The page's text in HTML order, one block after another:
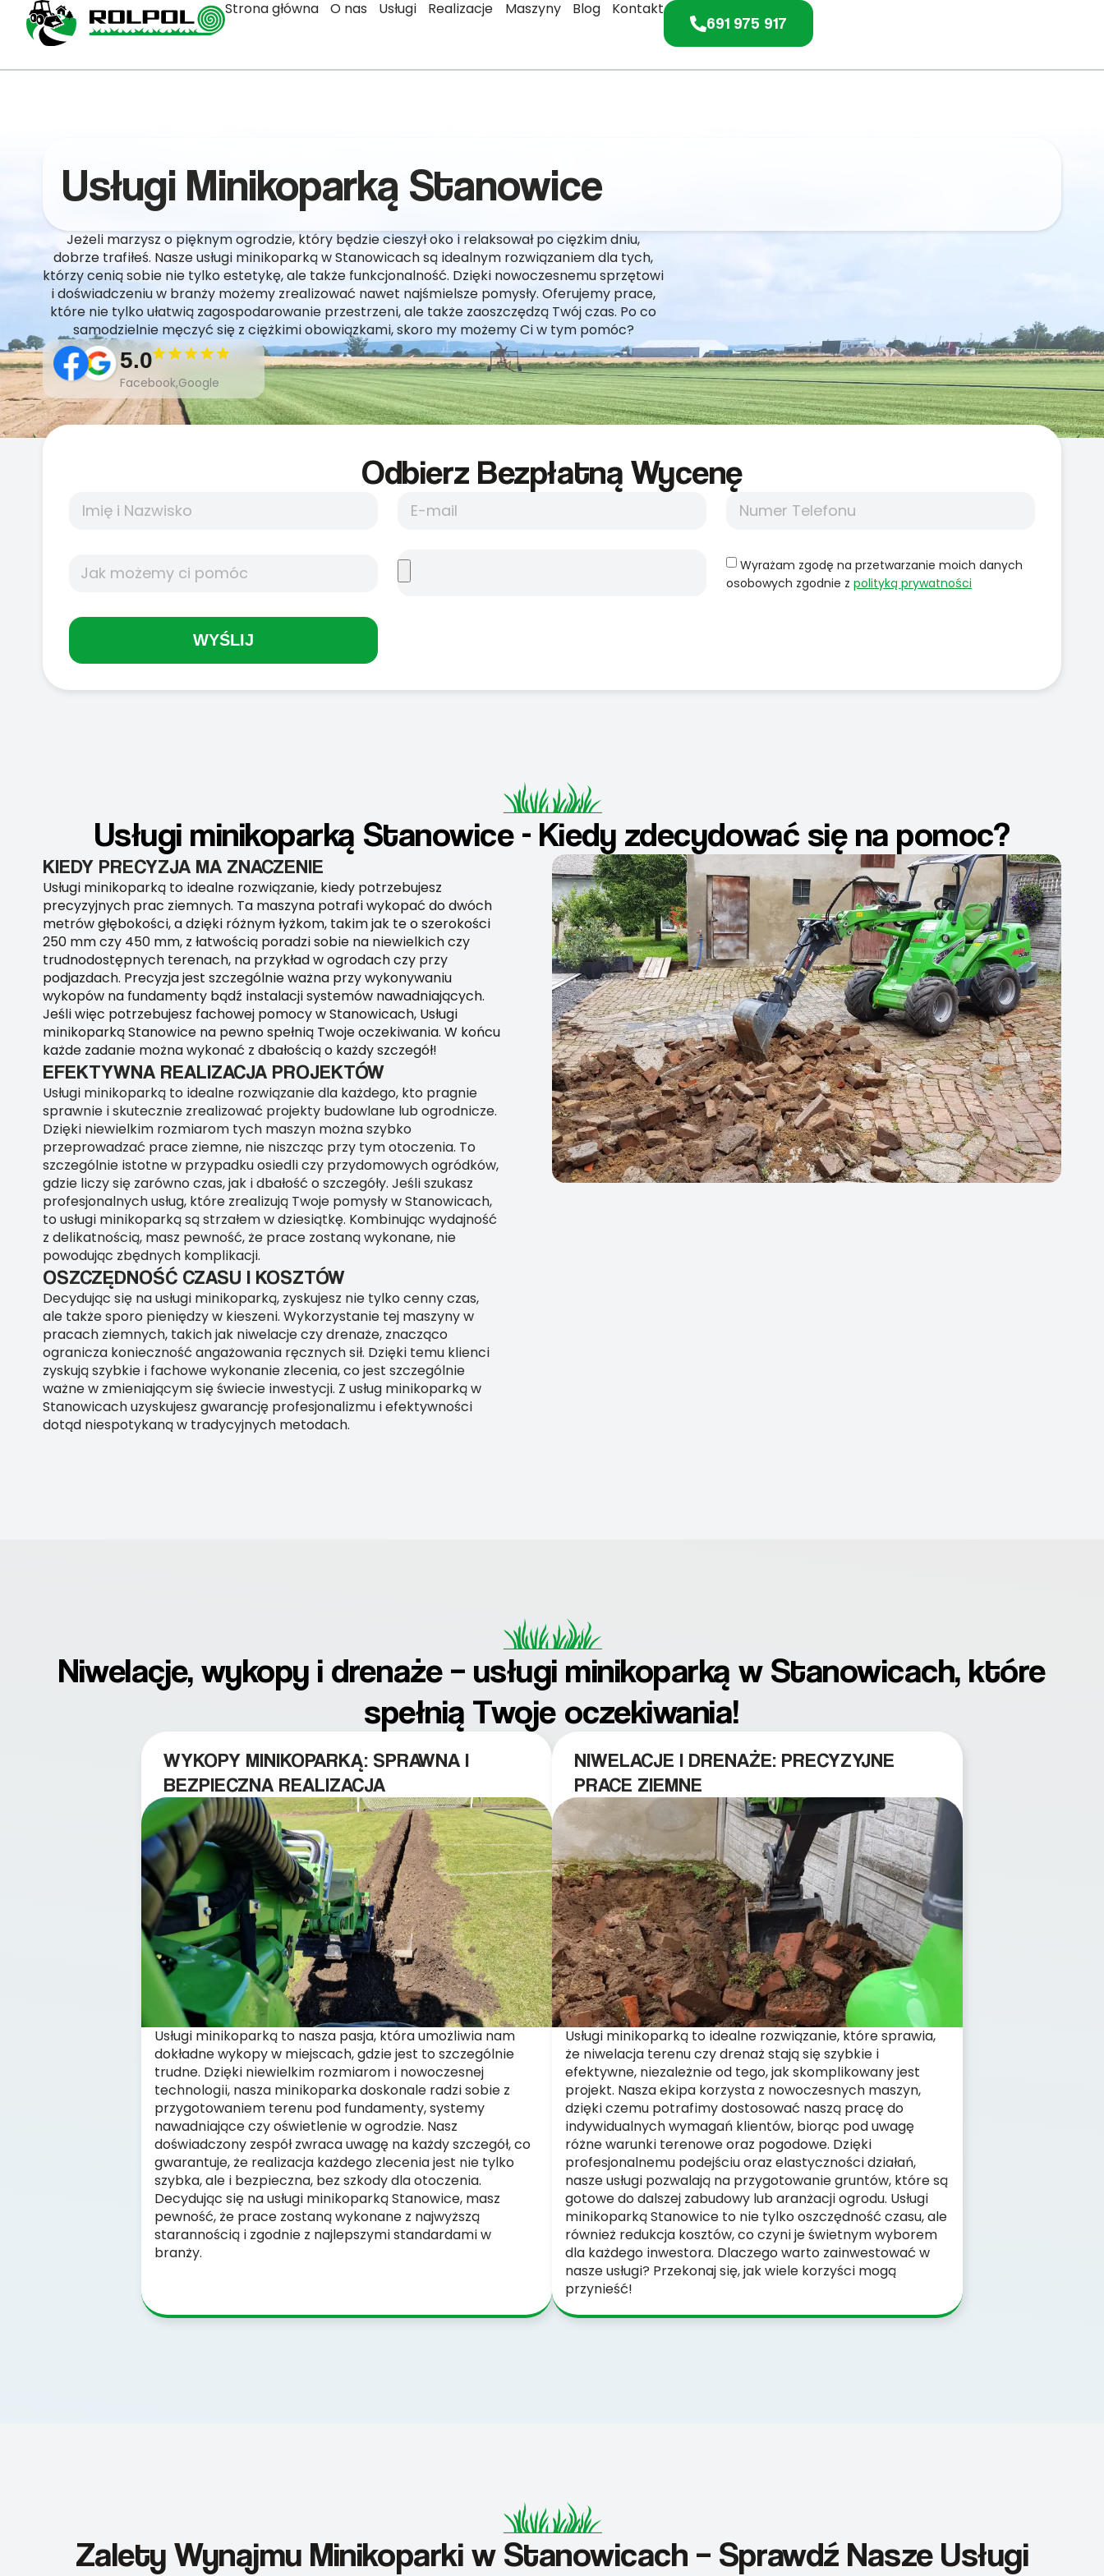
Strona główna O nas Usługi Realizacje Maszyny Blog Kontakt
691 975 917
Usługi Minikoparką Stanowice
Jeżeli marzysz o pięknym ogrodzie, który będzie cieszył oko i relaksował po ciężkim dniu,
dobrze trafiłeś. Nasze usługi minikoparką w Stanowicach są idealnym rozwiązaniem dla tych,
którzy cenią sobie nie tylko estetykę, ale także funkcjonalność. Dzięki nowoczesnemu sprzętowi
i doświadczeniu w branży możemy zrealizować nawet najśmielsze pomysły. Oferujemy prace,
które nie tylko ułatwią zagospodarowanie przestrzeni, ale także zaoszczędzą Twój czas. Po co
samodzielnie męczyć się z ciężkimi obowiązkami, skoro my możemy Ci w tym pomóc?
5.0
Facebook,Google
Odbierz Bezpłatną Wycenę
Wyrażam zgodę na przetwarzanie moich danych
osobowych zgodnie z polityką prywatności
WYŚLIJ
Usługi minikoparką Stanowice - Kiedy zdecydować się na pomoc?
KIEDY PRECYZJA MA ZNACZENIE
Usługi minikoparką to idealne rozwiązanie, kiedy potrzebujesz
precyzyjnych prac ziemnych. Ta maszyna potrafi wykopać do dwóch
metrów głębokości, a dzięki różnym łyżkom, takim jak te o szerokości
250 mm czy 450 mm, z łatwością poradzi sobie na niewielkich czy
trudnodostępnych terenach, na przykład w ogrodach czy przy
podjazdach. Precyzja jest szczególnie ważna przy wykonywaniu
wykopów na fundamenty bądź instalacji systemów nawadniających.
Jeśli więc potrzebujesz fachowej pomocy w Stanowicach, Usługi
minikoparką Stanowice na pewno spełnią Twoje oczekiwania. W końcu
każde zadanie można wykonać z dbałością o każdy szczegół!
EFEKTYWNA REALIZACJA PROJEKTÓW
Usługi minikoparką to idealne rozwiązanie dla każdego, kto pragnie
sprawnie i skutecznie zrealizować projekty budowlane lub ogrodnicze.
Dzięki niewielkim rozmiarom tych maszyn można szybko
przeprowadzać prace ziemne, nie niszcząc przy tym otoczenia. To
szczególnie istotne w przypadku osiedli czy przydomowych ogródków,
gdzie liczy się zarówno czas, jak i dbałość o szczegóły. Jeśli szukasz
profesjonalnych usług, które zrealizują Twoje pomysły w Stanowicach,
to usługi minikoparką są strzałem w dziesiątkę. Kombinując wydajność
z delikatnością, masz pewność, że prace zostaną wykonane, nie
powodując zbędnych komplikacji.
OSZCZĘDNOŚĆ CZASU I KOSZTÓW
Decydując się na usługi minikoparką, zyskujesz nie tylko cenny czas,
ale także sporo pieniędzy w kieszeni. Wykorzystanie tej maszyny w
pracach ziemnych, takich jak niwelacje czy drenaże, znacząco
ogranicza konieczność angażowania ręcznych sił. Dzięki temu klienci
zyskują szybkie i fachowe wykonanie zlecenia, co jest szczególnie
ważne w zmieniającym się świecie inwestycji. Z usług minikoparką w
Stanowicach uzyskujesz gwarancję profesjonalizmu i efektywności
dotąd niespotykaną w tradycyjnych metodach.
Niwelacje, wykopy i drenaże – usługi minikoparką w Stanowicach, które
spełnią Twoje oczekiwania!
WYKOPY MINIKOPARKĄ: SPRAWNA I
BEZPIECZNA REALIZACJA
Usługi minikoparką to nasza pasja, która umożliwia nam
dokładne wykopy w miejscach, gdzie jest to szczególnie
trudne. Dzięki niewielkim rozmiarom i nowoczesnej
technologii, nasza minikoparka doskonale radzi sobie z
przygotowaniem terenu pod fundamenty, systemy
nawadniające czy oświetlenie w ogrodzie. Nasz
doświadczony zespół zwraca uwagę na każdy szczegół, co
gwarantuje, że realizacja każdego zlecenia jest nie tylko
szybka, ale i bezpieczna, bez szkody dla otoczenia.
Decydując się na usługi minikoparką Stanowice, masz
pewność, że prace zostaną wykonane z najwyższą
starannością i zgodnie z najlepszymi standardami w
branży.
NIWELACJE I DRENAŻE: PRECYZYJNE
PRACE ZIEMNE
Usługi minikoparką to idealne rozwiązanie, które sprawia,
że niwelacja terenu czy drenaż stają się szybkie i
efektywne, niezależnie od tego, jak skomplikowany jest
projekt. Nasza ekipa korzysta z nowoczesnych maszyn,
dzięki czemu potrafimy dostosować naszą pracę do
indywidualnych wymagań klientów, biorąc pod uwagę
różne warunki terenowe oraz pogodowe. Dzięki
profesjonalnemu podejściu oraz elastyczności działań,
nasze usługi pozwalają na przygotowanie gruntów, które są
gotowe do dalszej zabudowy lub aranżacji ogrodu. Usługi
minikoparką Stanowice to nie tylko oszczędność czasu, ale
również redukcja kosztów, co czyni je świetnym wyborem
dla każdego inwestora. Dlaczego warto zainwestować w
nasze usługi? Przekonaj się, jak wiele korzyści mogą
przynieść!
Zalety Wynajmu Minikoparki w Stanowicach – Sprawdź Nasze Usługi